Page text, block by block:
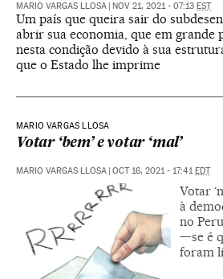
MARIO VARGAS LLOSA NOV 21, 2021 - 07:13 EST
Um país que queira sair do
abrir sua economia, que em grande
nesta condição devido à sua
que o Estado lhe imprime
MARIO VARGAS LLOSA
Votar ‘bem’ e votar ‘mal’
MARIO VARGAS LLOSA OCT 16, 2021 - 17:41 EDT
Votar
à
no
—se é
foram